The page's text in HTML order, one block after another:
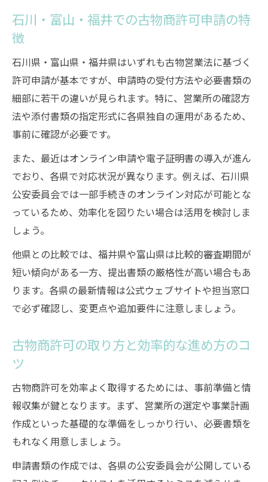
メルカリ販売時の古物商許可番号表示ルー
古物商許可なしのメルカリ営業リスクと罰
則
石川・富山・福井での古物商許可申請の特
徴
石川県・富山県・福井県はいずれも古物営業法に基づく
許可申請が基本ですが、申請時の受付方法や必要書類の
細部に若干の違いが見られます。特に、営業所の確認方
法や添付書類の指定形式に各県独自の運用があるため、
事前に確認が必要です。
また、最近はオンライン申請や電子証明書の導入が進ん
でおり、各県で対応状況が異なります。例えば、石川県
公安委員会では一部手続きのオンライン対応が可能とな
っているため、効率化を図りたい場合は活用を検討しま
しょう。
他県との比較では、福井県や富山県は比較的審査期間が
短い傾向がある一方、提出書類の厳格性が高い場合もあ
ります。各県の最新情報は公式ウェブサイトや担当窓口
で必ず確認し、変更点や追加要件に注意しましょう。
古物商許可の取り方と効率的な進め方のコ
ツ
古物商許可を効率よく取得するためには、事前準備と情
報収集が鍵となります。まず、営業所の選定や事業計画
作成といった基礎的な準備をしっかり行い、必要書類を
もれなく用意しましょう。
申請書類の作成では、各県の公安委員会が公開している